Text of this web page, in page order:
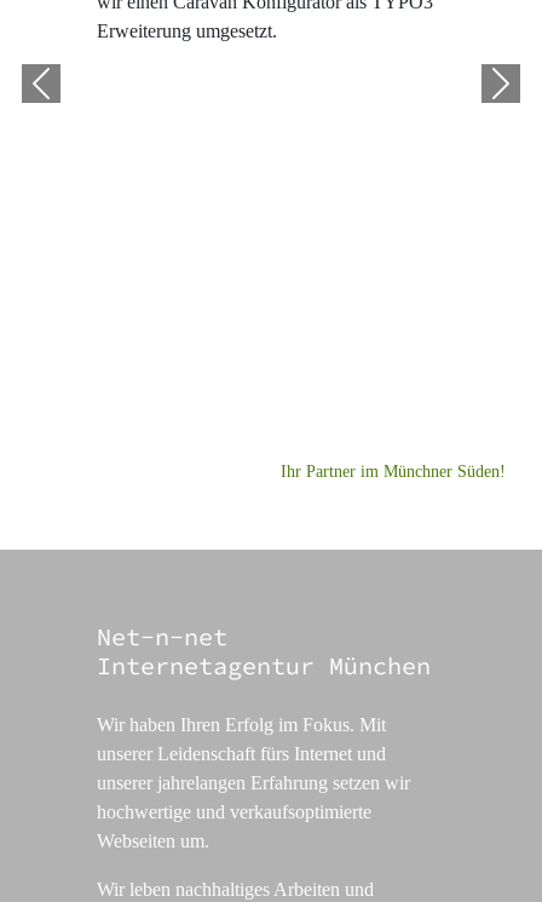
Erweiterung umgesetzt.
Ihr Partner im Münchner Süden!
Net-n-net
Internetagentur München
Wir haben Ihren Erfolg im Fokus. Mit
unserer Leidenschaft fürs Internet und
unserer jahrelangen Erfahrung setzen wir
hochwertige und verkaufsoptimierte
Webseiten um.
Wir leben nachhaltiges Arbeiten und